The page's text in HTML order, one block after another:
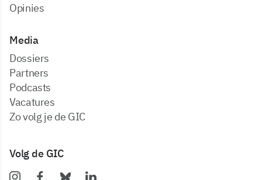
Opinies
Media
dossiers
partners
podcasts
vacatures
zo volg je de GIC
Volg de GIC